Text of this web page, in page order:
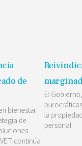
de
bienestar
de
continúa
El
la
personal